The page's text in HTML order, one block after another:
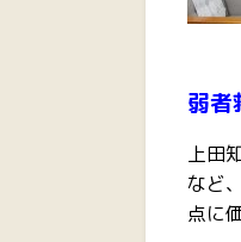
弱者
上田
など
点に